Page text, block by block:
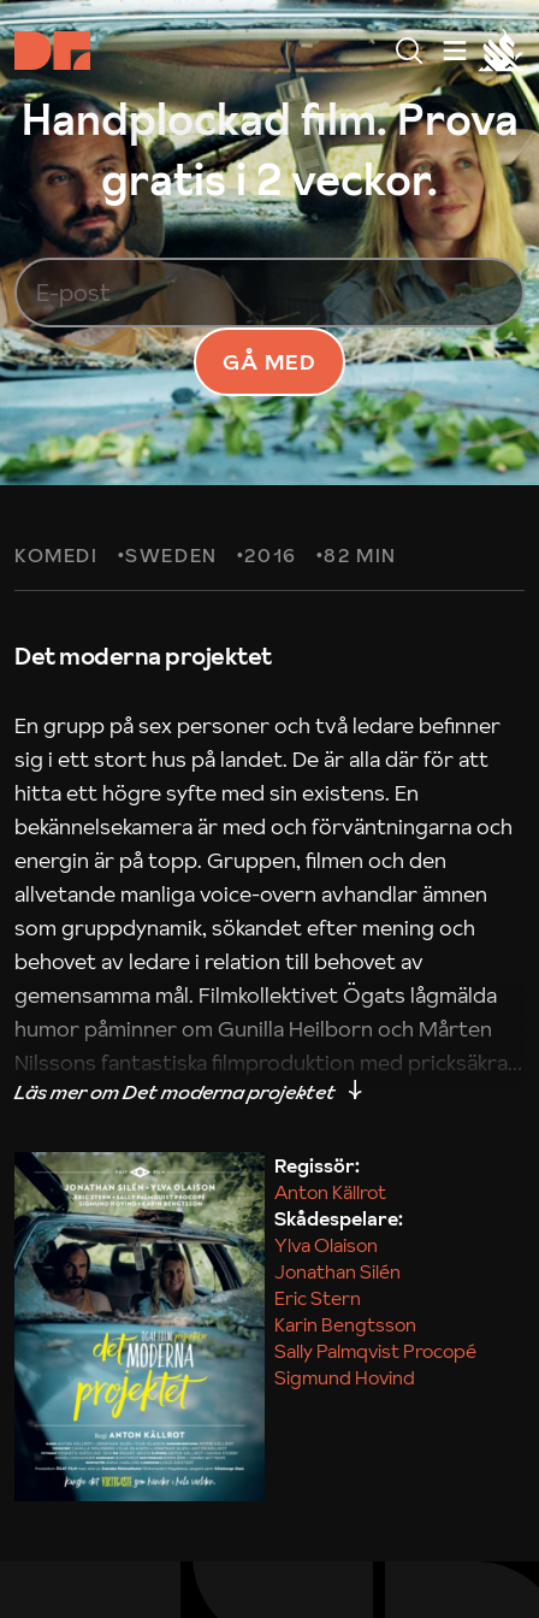
Handplockad film. Prova
gratis i 2 veckor.
GÅ MED
KOMEDI SWEDEN 2016 82 MIN
Det moderna projektet
En grupp på sex personer och två ledare befinner
sig i ett stort hus på landet. De är alla där för att
hitta ett högre syfte med sin existens. En
bekännelsekamera är med och förväntningarna och
energin är på topp. Gruppen, filmen och den
allvetande manliga voice-overn avhandlar ämnen
som gruppdynamik, sökandet efter mening och
behovet av ledare i relation till behovet av
gemensamma mål. Filmkollektivet Ögats lågmälda
humor påminner om Gunilla Heilborn och Mårten
Nilssons fantastiska filmproduktion med pricksäkra
iakttagelser om hur svårt det kan vara att omsätta
Maja Kekonius
Regissör:
Anton Källrot
Skådespelare:
Ylva Olaison
Jonathan Silén
Eric Stern
Karin Bengtsson
Sally Palmqvist Procopé
Sigmund Hovind